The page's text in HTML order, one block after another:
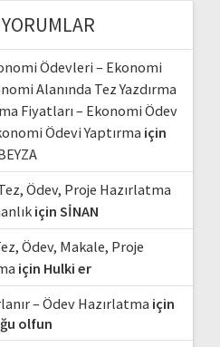
Ödevleri – Ekonomi
Alanında Tez Yazdırma
Fiyatları – Ekonomi Ödev
Ödevi Yaptırma için
Ödev, Proje Hazırlatma
için SİNAN
Ödev, Makale, Proje
için Hulki er
– Ödev Hazırlatma için
olfun